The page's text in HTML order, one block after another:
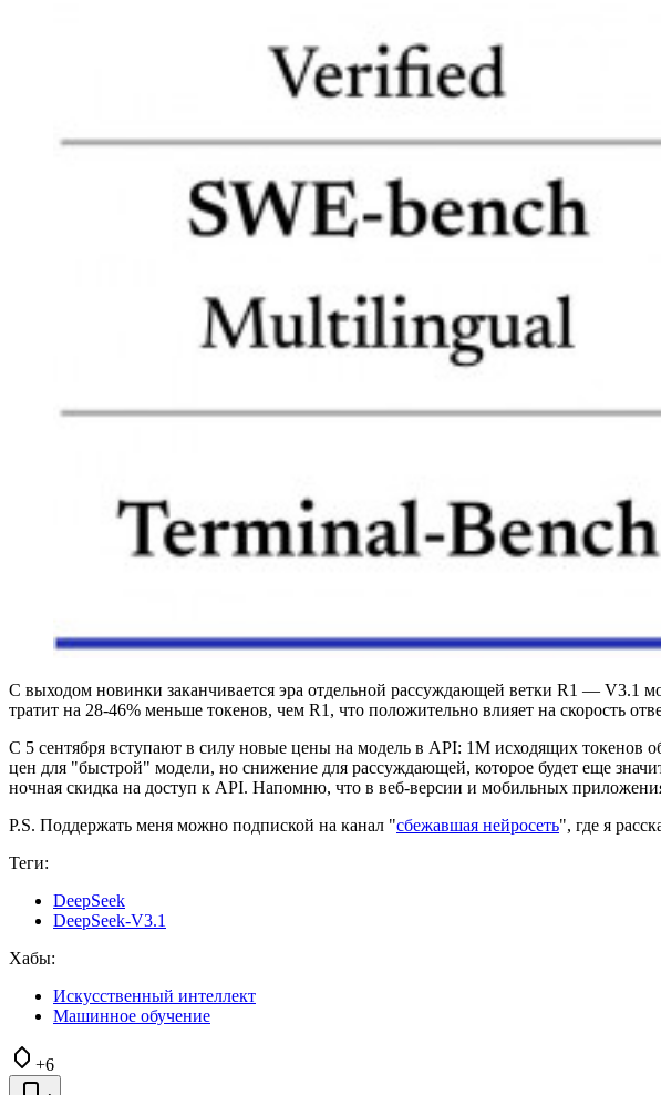
С выходом новинки заканчивается эра отдельной рассуждающей ветки R1 — V3.1
тратит на 28-46% меньше токенов, чем R1, что положительно влияет на скорость
С 5 сентября вступают в силу новые цены на модель в API: 1M исходящих токенов
цен для "быстрой" модели, но снижение для рассуждающей, которое будет еще
ночная скидка на доступ к API. Напомню, что в веб-версии и мобильных
P.S. Поддержать меня можно подпиской на канал "сбежавшая нейросеть", где я
Теги:
DeepSeek
DeepSeek-V3.1
Хабы:
Искусственный интеллект
Машинное обучение
+6